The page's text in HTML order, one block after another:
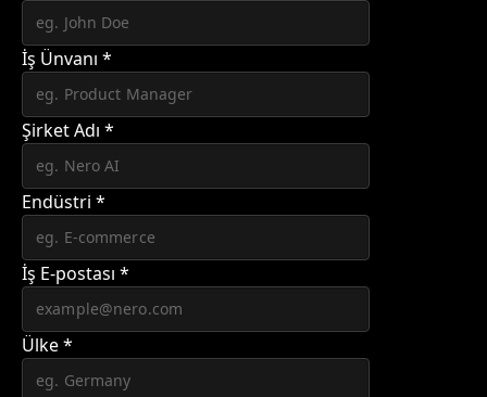
İş Ünvanı *
Şirket Adı *
Endüstri *
İş E-postası *
Ülke*